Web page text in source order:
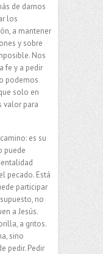
de darnos
los
a mantener
y sobre
Nos
fe y a pedir
podemos
solo en
valor para
es su
puede
pecado. Está
participar
no
a Jesús.
a gritos.
sino
pedir. Pedir